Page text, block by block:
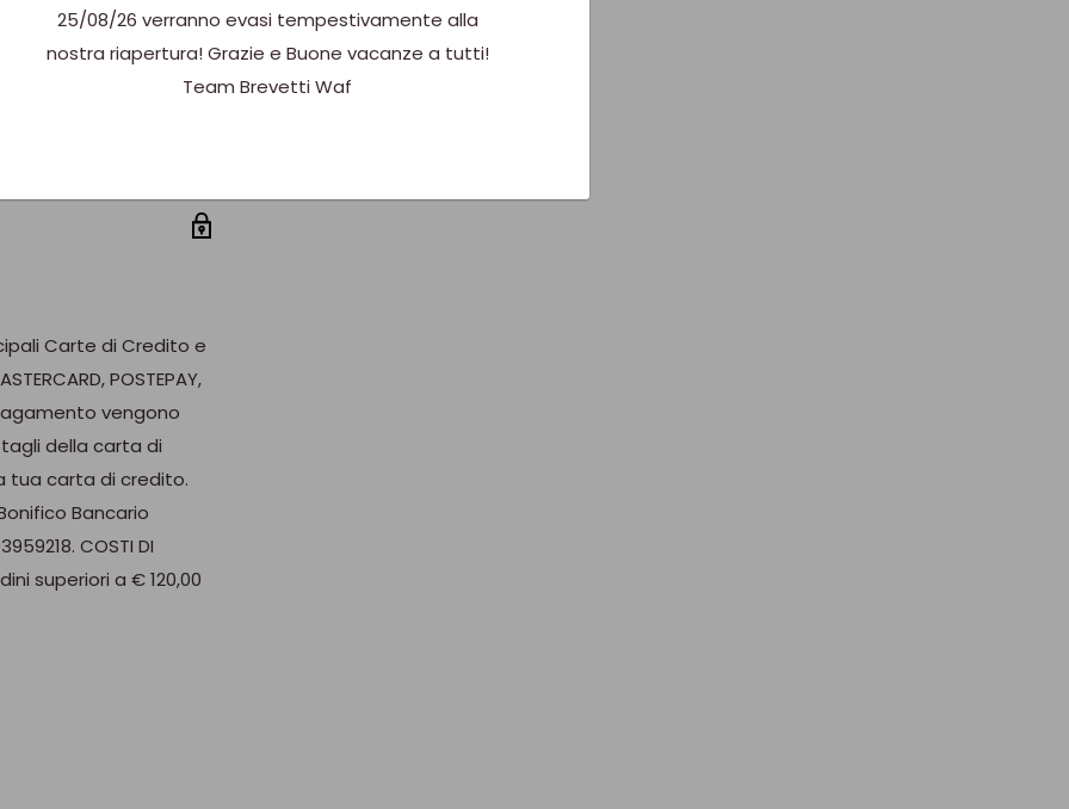
25/08/26 verranno evasi tempestivamente alla
nostra riapertura! Grazie e Buone vacanze a tutti!
Team Brevetti Waf
BPA-free)
600 pezzi. Per un
Carte di Credito e
POSTEPAY,
pagamento vengono
della carta di
tua carta di credito.
Bancario
COSTI DI
superiori a € 120,00